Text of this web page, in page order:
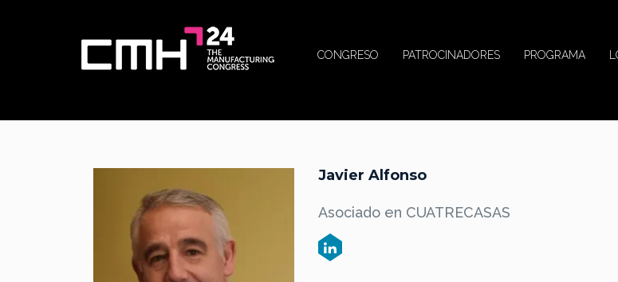
CONGRESO PATROCINADORES PROGRAMA
Javier Alfonso
Asociado en CUATRECASAS